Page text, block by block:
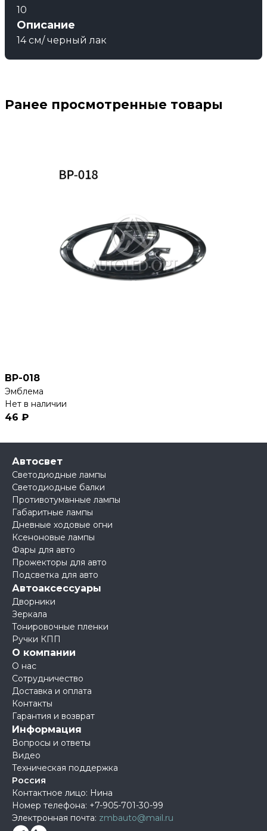
10
Описание
14 см/ черный лак
Ранее просмотренные товары
BP-018
Эмблема
Нет в наличии
46 ₽
Автосвет
Светодиодные лампы
Светодиодные балки
Противотуманные лампы
Габаритные лампы
Дневные ходовые огни
Ксеноновые лампы
Фары для авто
Прожекторы для авто
Подсветка для авто
Автоаксессуары
Дворники
Зеркала
Тонировочные пленки
Ручки КПП
О компании
О нас
Сотрудничество
Доставка и оплата
Контакты
Гарантия и возврат
Информация
Вопросы и ответы
Видео
Техническая поддержка
Россия
Контактное лицо: Нина
Номер телефона: +7-905-701-30-99
Электронная почта: zmbauto@mail.ru